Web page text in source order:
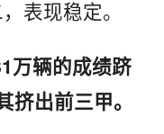
表现稳定。
万辆的成绩跻
出前三甲。